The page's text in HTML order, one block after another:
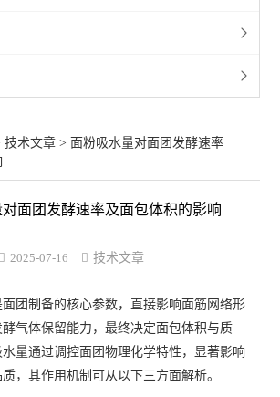
技术文章 > ​面粉吸水量对面团发酵速率
面团发酵速率及面包体积的影响
2025-07-16 技术文章
制备的核心参数，直接影响面筋网络形
气体保留能力，最终决定面包体积与质
量通过调控面团物理化学特性，显著影响
，其作用机制可从以下三方面解析。